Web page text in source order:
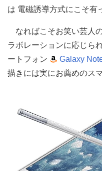
は 電磁誘導方式にこそ有
なればこそお笑い芸人
ラボレーションに応じら
ートフォン
Galaxy
描きには実にお薦めのス